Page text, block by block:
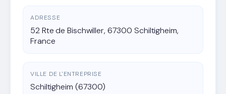
ADRESSE
52 Rte de Bischwiller, 67300 Schiltigheim,
France
VILLE DE L'ENTREPRISE
Schiltigheim (67300)